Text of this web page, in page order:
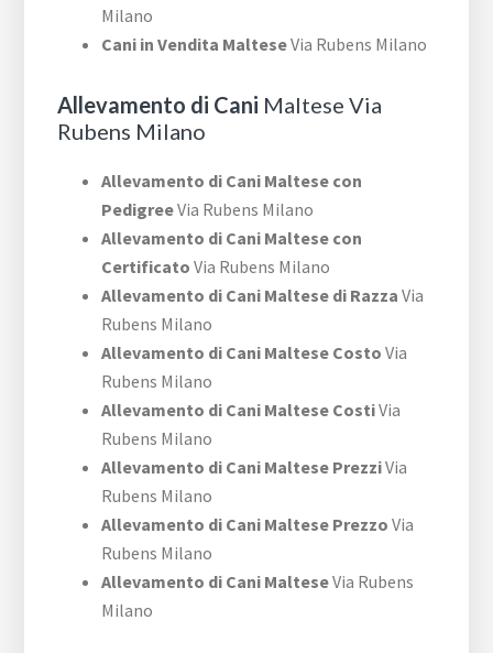
Milano
Cani in Vendita MalteseVia Rubens Milano
Allevamento di Cani Maltese Via
Rubens Milano
Allevamento di Cani Maltese con
PedigreeVia Rubens Milano
Allevamento di Cani Maltese con
Certificato Via Rubens Milano
Allevamento di Cani Maltese di Razza Via
Rubens Milano
Allevamento di Cani Maltese Costo Via
Rubens Milano
Allevamento di Cani Maltese CostiVia
Rubens Milano
Allevamento di Cani Maltese PrezziVia
Rubens Milano
Allevamento di Cani Maltese Prezzo Via
Rubens Milano
Allevamento di Cani MalteseVia Rubens
Milano